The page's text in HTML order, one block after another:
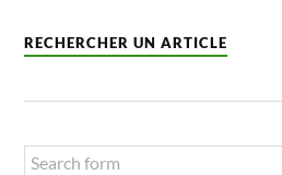
RECHERCHER UN ARTICLE